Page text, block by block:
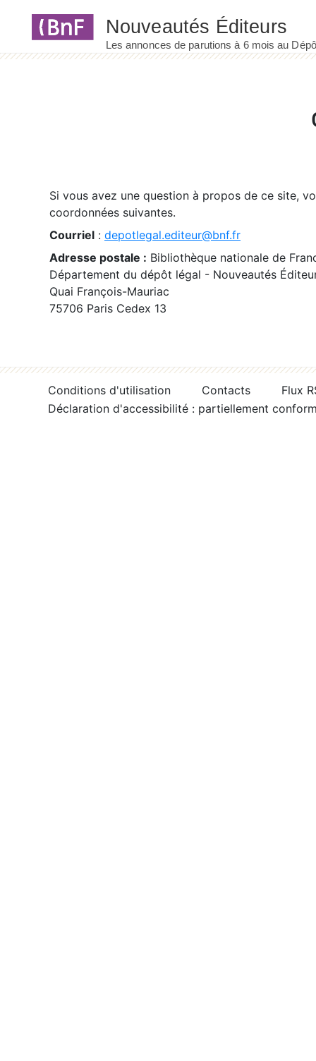
Si vous avez une question à propos de ce site,
coordonnées suivantes.
Courriel : depotlegal.editeur@bnf.fr
Adresse postale : Bibliothèque nationale de
Département du dépôt légal - Nouveautés
Quai François-Mauriac
75706 Paris Cedex 13
Conditions d'utilisation Contacts
Flux
Déclaration d'accessibilité : partiellement